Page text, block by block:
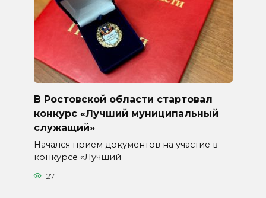
В Ростовской области стартовал
конкурс «Лучший муниципальный
служащий»
Начался прием документов на участие в
конкурсе «Лучший
27